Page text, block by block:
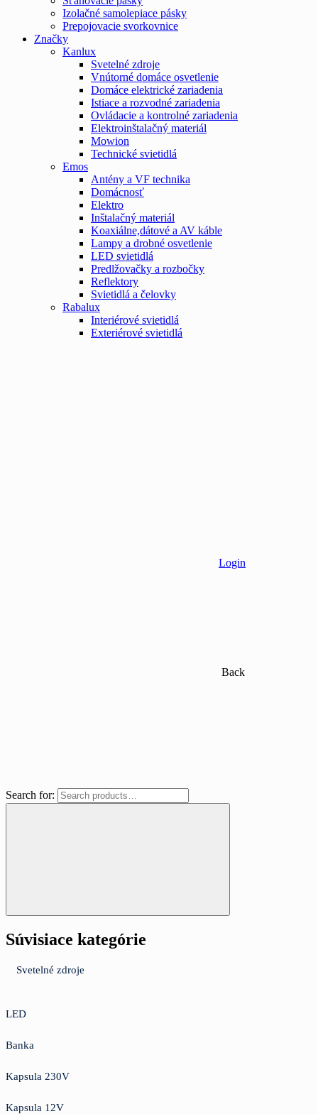
Izolačné samolepiace pásky
Prepojovacie svorkovnice
Značky
Kanlux
Svetelné zdroje
Vnútorné domáce osvetlenie
Domáce elektrické zariadenia
Istiace a rozvodné zariadenia
Ovládacie a kontrolné zariadenia
Elektroinštalačný materiál
Mowion
Technické svietidlá
Emos
Antény a VF technika
Domácnosť
Elektro
Inštalačný materiál
Koaxiálne,dátové a AV káble
Lampy a drobné osvetlenie
LED svietidlá
Predlžovačky a rozbočky
Reflektory
Svietidlá a čelovky
Rabalux
Interiérové svietidlá
Exteriérové svietidlá
Login
Back
Search for:
Súvisiace kategórie
Svetelné zdroje
LED
Banka
Kapsula 230V
Kapsula 12V